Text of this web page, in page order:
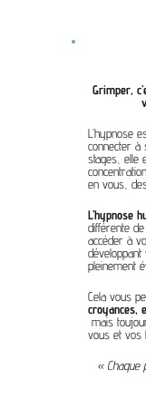
Grimper,
L’hypnose
connecter à
stages, elle
en vous,
L’hypnose
différente
accéder à
pleinement
Cela vous
croyances,
mais
vous et vos
« Chaque